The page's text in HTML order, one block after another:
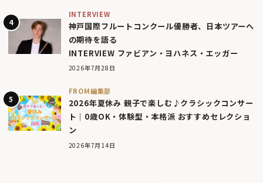
INTERVIEW
神戸国際フルートコンクール優勝者、日本ツアーへ
の期待を語る
INTERVIEW ファビアン・ヨハネス・エッガー
2026年7月28日
FROM編集部
2026年夏休み 親子で楽しむ♪クラシックコンサー
ト｜0歳OK・体験型・本格派 おすすめセレクショ
ン
2026年7月14日